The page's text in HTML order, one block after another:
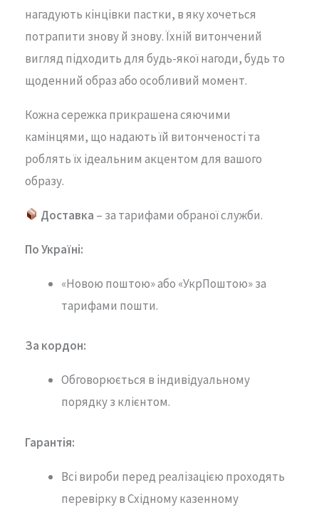
нагадують кінцівки пастки, вякухочеться
потрапити зновуй знову.Їхній витончений
вигляд підходитьдля будь-якоїнагоди,будь то
щоденний образабоособливий момент.
Кожнасережка прикрашенасяючими
камінцями, що надаютьїй витонченості та
роблятьїх ідеальним акцентом для вашого
образу.
Доставка – за тарифами обраної служби.
По Україні:
«Новою поштою» або «УкрПоштою» за
тарифами пошти.
За кордон:
Обговорюється в індивідуальному
порядку з клієнтом.
Гарантія:
Всі вироби перед реалізацією проходять
перевірку в Східному казенному